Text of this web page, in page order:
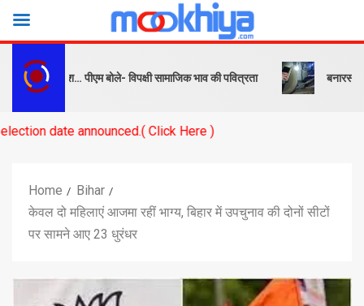
और संदेश… पीएम बोले- विपक्षी सामाजिक भाव की पवित्रता बनारस स्टेशन के
Click Here )
Home
Bihar
केवल दो महिलाएं आजमा रहीं भाग्य, बिहार में उपचुनाव की दोनों सीटों
पर सामने आए 23 धुरंधर